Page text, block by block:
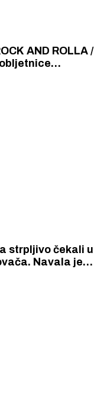
AND ROLLA /
strpljivo čekali u
Navala je